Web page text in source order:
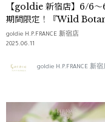
【goldie 新宿店】6/6～
期間限定！『Wild
レクション！【ALEX
MONROE （アレックス
goldie H.P.FRANCE 新宿店
2025.06.11
goldie H.P.FRANCE 新宿